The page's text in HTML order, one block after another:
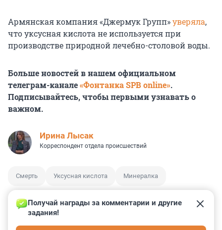
Армянская компания «Джермук Групп»уверяла,
что уксусная кислота не используется при
производстве природной лечебно-столовой воды.
Больше новостей в нашем официальном
телеграм-канале«Фонтанка SPB online».
Подписывайтесь, чтобы первыми узнавать о
важном.
Ирина Лысак
Корреспондент отдела происшествий
Смерть Уксусная кислота Минералка
Получай награды за комментарии и другие
задания!